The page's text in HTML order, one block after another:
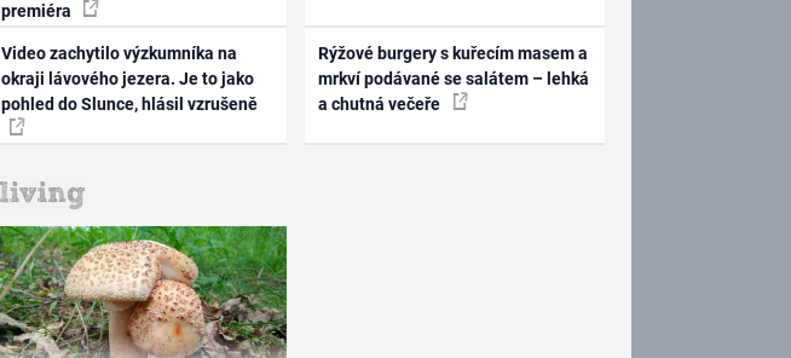
premiéra
Video zachytilo výzkumníka na
okraji lávového jezera. Je to jako
pohled do Slunce, hlásil vzrušeně
Rýžové burgery s kuřecím masem a
mrkví podávané se salátem – lehká
a chutná večeře